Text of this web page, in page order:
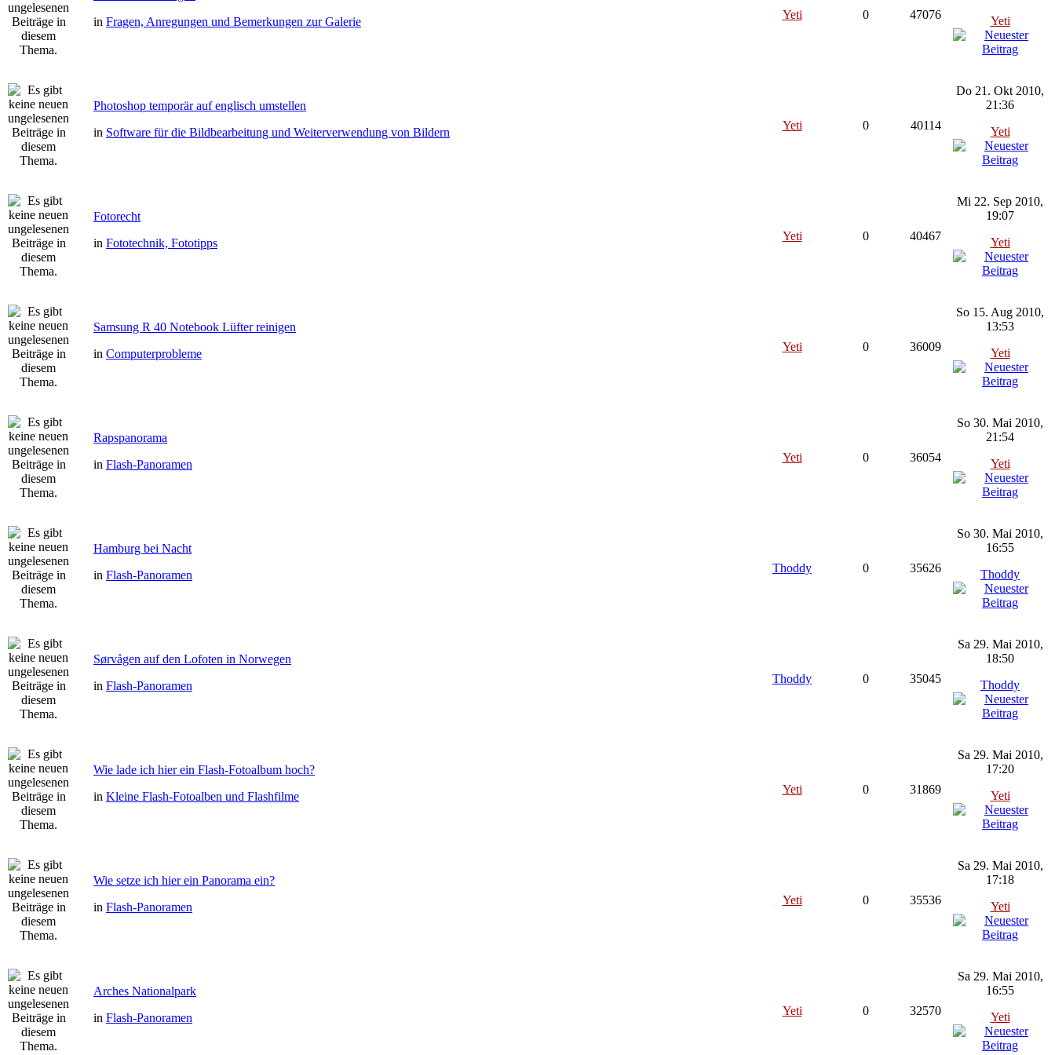
in Fragen, Anregungen und Bemerkungen zur Galerie
Yeti 0 47076
Yeti
Photoshop temporär auf englisch umstellen
in Software für die Bildbearbeitung und Weiterverwendung von Bildern
Yeti 0 40114
Do 21. Okt 2010,
21:36
Yeti
Fotorecht
in Fototechnik, Fototipps
Yeti 0 40467
Mi 22. Sep 2010,
19:07
Yeti
Samsung R 40 Notebook Lüfter reinigen
in Computerprobleme
Yeti 0 36009
So 15. Aug 2010,
13:53
Yeti
Rapspanorama
in Flash-Panoramen
Yeti 0 36054
So 30. Mai 2010,
21:54
Yeti
Hamburg bei Nacht
in Flash-Panoramen
Thoddy 0 35626
So 30. Mai 2010,
16:55
Thoddy
Sørvågen auf den Lofoten in Norwegen
in Flash-Panoramen
Thoddy 0 35045
Sa 29. Mai 2010,
18:50
Thoddy
Wie lade ich hier ein Flash-Fotoalbum hoch?
in Kleine Flash-Fotoalben und Flashfilme
Yeti 0 31869
Sa 29. Mai 2010,
17:20
Yeti
Wie setze ich hier ein Panorama ein?
in Flash-Panoramen
Yeti 0 35536
Sa 29. Mai 2010,
17:18
Yeti
Arches Nationalpark
in Flash-Panoramen
Yeti 0 32570
Sa 29. Mai 2010,
16:55
Yeti